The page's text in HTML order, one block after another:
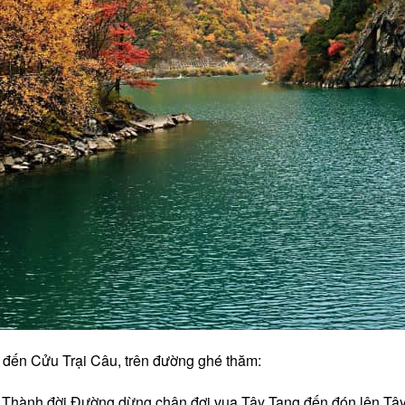
Cửu Trại Câu, trên đường ghé thăm: